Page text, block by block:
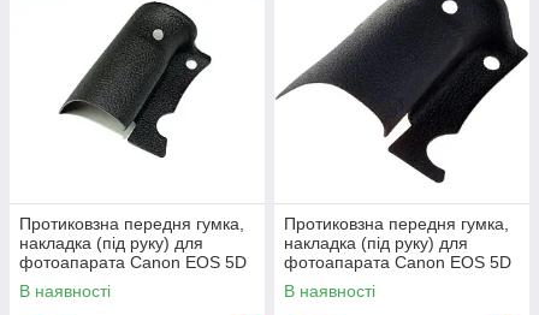
Протиковзна передня гумка,
накладка (під руку) для
фотоапарата Canon EOS 5D
Mark III
В наявності
Протиковзна передня гумка,
накладка (під руку) для
фотоапарата Canon EOS 5D
Mark IV
В наявності